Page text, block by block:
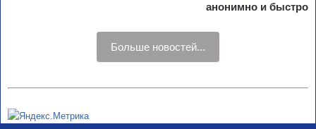
анонимно и быстро
Больше новостей...